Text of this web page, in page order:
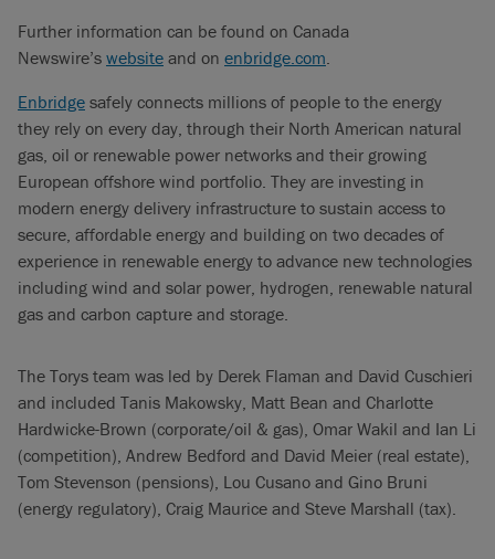
Further information can be found on Canada
Newswire’s website and on enbridge.com.
Enbridge safely connects millions of people to the energy
they rely on every day, through their North American natural
gas, oil or renewable power networks and their growing
European offshore wind portfolio. They are investing in
modern energy delivery infrastructure to sustain access to
secure, affordable energy and building on two decades of
experience in renewable energy to advance new technologies
including wind and solar power, hydrogen, renewable natural
gas and carbon capture and storage.
The Torys team was led by Derek Flaman and David Cuschieri
and included Tanis Makowsky, Matt Bean and Charlotte
Hardwicke-Brown (corporate/oil & gas), Omar Wakil and Ian Li
(competition), Andrew Bedford and David Meier (real estate),
Tom Stevenson (pensions), Lou Cusano and Gino Bruni
(energy regulatory), Craig Maurice and Steve Marshall (tax).